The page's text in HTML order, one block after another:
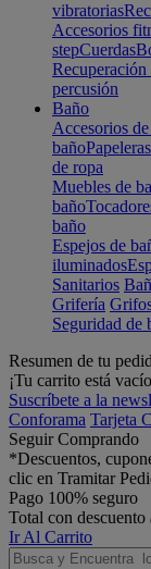
vibratorias
Accesorios
stepCuerdas
Recuperación
percusión
Baño
Accesorios
bañoPapeleras
de ropa
Muebles de
baño
baño
Espejos de
iluminados
Sanitarios
Grifería
Seguridad de
Resumen de tu
¡Tu carrito está
Suscríbete a la
Conforama Tarjeta
Seguir Comprando
*Descuentos,
clic en Tramitar
Pago 100% seguro
Total con descuento
Ir Al Carrito